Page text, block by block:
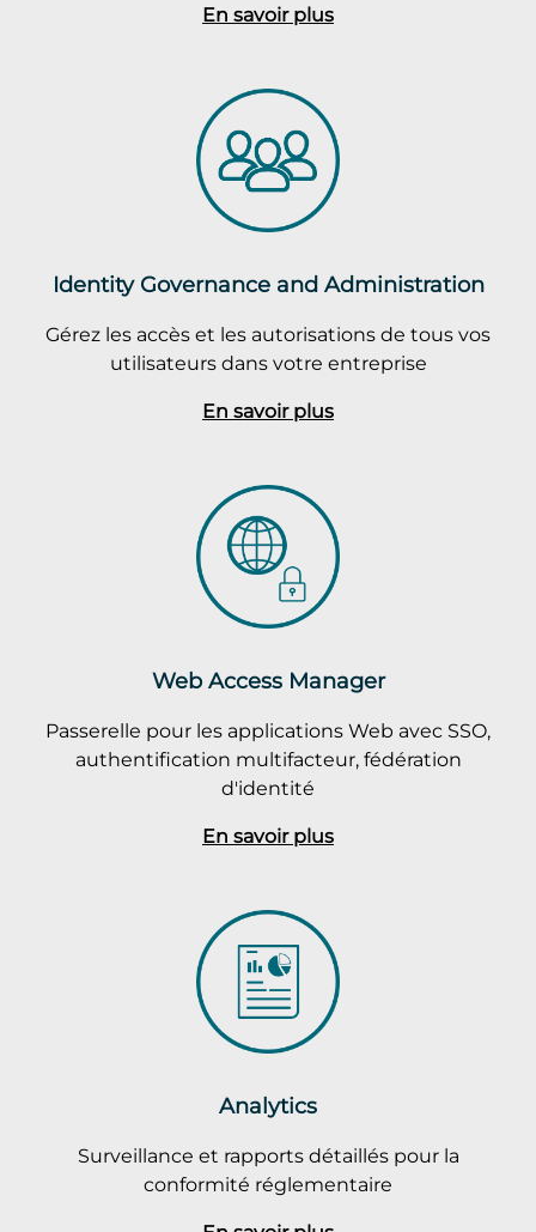
En savoir plus
Identity Governance and Administration
Gérez les accès et les autorisations de tous vos
utilisateurs dans votre entreprise
En savoir plus
Web Access Manager
Passerelle pour les applications Web avec SSO,
authentification multifacteur, fédération
d'identité
En savoir plus
Analytics
Surveillance et rapports détaillés pour la
conformité réglementaire